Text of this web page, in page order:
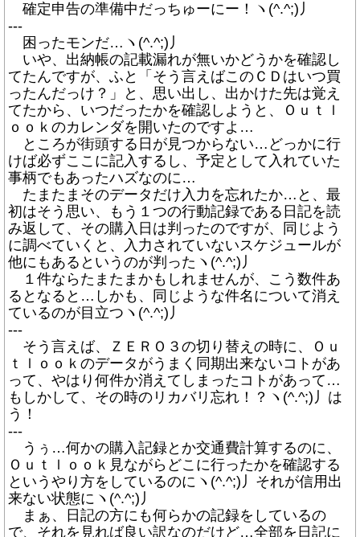
確定申告の準備中だっちゅーにー！ヽ(^.^;)丿
---
困ったモンだ…ヽ(^.^;)丿
いや、出納帳の記載漏れが無いかどうかを確認し
てたんですが、ふと「そう言えばこのＣＤはいつ買
ったんだっけ？」と、思い出し、出かけた先は覚え
てたから、いつだったかを確認しようと、Ｏｕｔｌ
ｏｏｋのカレンダを開いたのですよ…
ところが街頭する日が見つからない…どっかに行
けば必ずここに記入するし、予定として入れていた
事柄でもあったハズなのに…
たまたまそのデータだけ入力を忘れたか…と、最
初はそう思い、もう１つの行動記録である日記を読
み返して、その購入日は判ったのですが、同じよう
に調べていくと、入力されていないスケジュールが
他にもあるというのが判ったヽ(^.^;)丿
１件ならたまたまかもしれませんが、こう数件あ
るとなると…しかも、同じような件名について消え
ているのが目立つヽ(^.^;)丿
---
そう言えば、ＺＥＲＯ３の切り替えの時に、Ｏｕ
ｔｌｏｏｋのデータがうまく同期出来ないコトがあ
って、やはり何件か消えてしまったコトがあって…
もしかして、その時のリカバリ忘れ！？ヽ(^.^;)丿は
う！
---
うぅ…何かの購入記録とか交通費計算するのに、
Ｏｕｔｌｏｏｋ見ながらどこに行ったかを確認する
というやり方をしているのにヽ(^.^;)丿それが信用出
来ない状態にヽ(^.^;)丿
まぁ、日記の方にも何らかの記録をしているの
で、それを見れば良い訳なのだけど…全部を日記に